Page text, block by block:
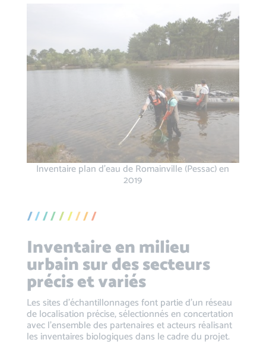
Inventaire plan d’eau de Romainville (Pessac) en
2019
Inventaire en milieu
urbain sur des secteurs
précis et variés
Les sites d’échantillonnages font partie d’un réseau
de localisation précise, sélectionnés en concertation
avec l’ensemble des partenaires et acteurs réalisant
les inventaires biologiques dans le cadre du projet.